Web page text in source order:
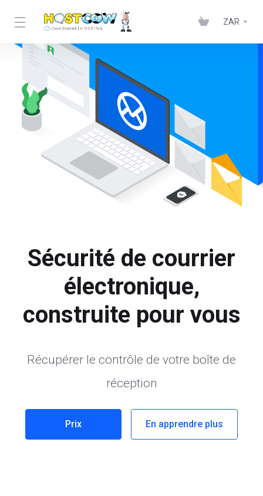
ZAR
Sécurité de courrier
électronique,
construite pour vous
Récupérer le contrôle de votre boîte de
réception
Prix En apprendre plus